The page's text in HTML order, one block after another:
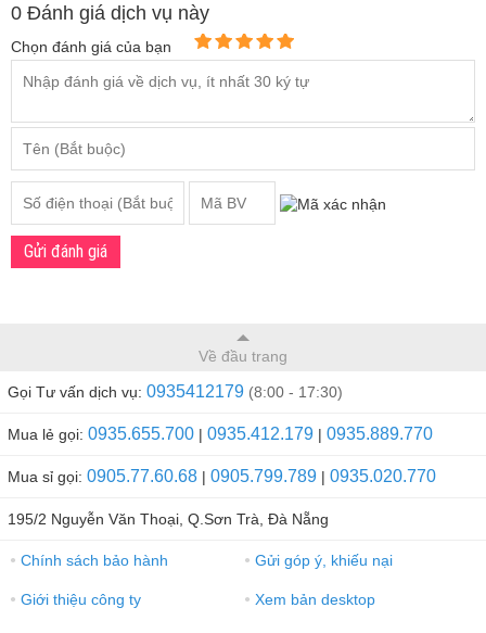
0 Đánh giá dịch vụ này
Chọn đánh giá của bạn
Gửi đánh giá
Về đầu trang
Gọi Tư vấn dịch vụ: 0935412179 (8:00 - 17:30)
Mua lẻ gọi: 0935.655.700 | 0935.412.179 | 0935.889.770
Mua sỉ gọi: 0905.77.60.68 | 0905.799.789 | 0935.020.770
195/2 Nguyễn Văn Thoại, Q.Sơn Trà, Đà Nẵng
● Chính sách bảo hành ● Gửi góp ý, khiếu nại
● Giới thiệu công ty ● Xem bản desktop